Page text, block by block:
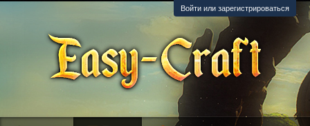
Войти или зарегистрироваться